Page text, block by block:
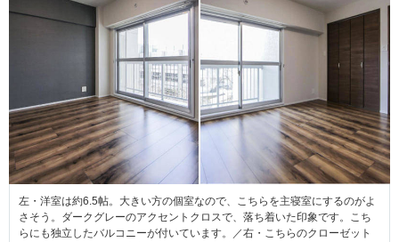
左・洋室は約6.5帖。大きい方の個室なので、こちらを主寝室にするのがよ
さそう。ダークグレーのアクセントクロスで、落ち着いた印象です。こち
らにも独立したバルコニーが付いています。／右・こちらのクローゼット